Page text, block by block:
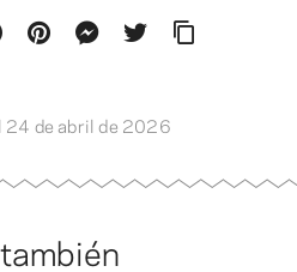
24 de abril de 2026